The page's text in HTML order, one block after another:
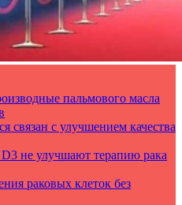
пальмового масла
связан с улучшением качества
не улучшают терапию рака
раковых клеток без